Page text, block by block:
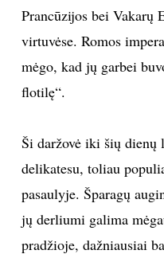
MENAS
ORAI
KNYGOS
INTERJERAS
Prancūzijos bei Vakarų
virtuvėse. Romos
mėgo, kad jų garbei
flotilę“.
Ši daržovė iki šių dienų
delikatesu, toliau
pasaulyje. Šparagų
jų derliumi galima
pradžioje, dažniausiai